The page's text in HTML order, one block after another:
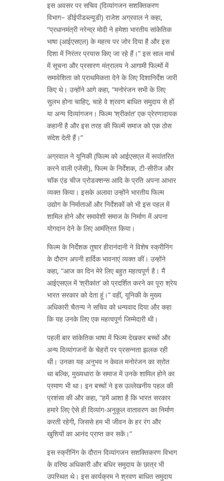
इस अवसर पर सचिव (दिव्यांगजन सशक्तिकरण
विभाग– डीईपीडब्ल्यूडी) राजेश अग्रवाल ने कहा,
“प्रधानमंत्री नरेन्द्र मोदी ने हमेशा भारतीय सांकेतिक
भाषा (आईएसएल) के महत्व पर जोर दिया है और इस
दिशा में निरंतर प्रयास किए जा रहे हैं।” इस साल मार्च
में सूचना और प्रसारण मंत्रालय ने आगामी फिल्मों में
समावेशिता को प्राथमिकता देने के लिए दिशानिर्देश जारी
किए थे। उन्होंने आगे कहा, “मनोरंजन सभी के लिए
सुलभ होना चाहिए, चाहे वे श्रवण बाधित समुदाय से हों
या अन्य दिव्यांगजन। फिल्म ‘श्रीकांत’ एक प्रेरणादायक
कहानी है और इस तरह की फिल्में समाज को एक ठोस
संदेश देती हैं।”
अग्रवाल ने यूनिकी (फिल्म को आईएसएल में रूपांतरित
करने वाली एजेंसी), फिल्म के निर्देशक, टी-सीरीज और
चॉक एंड चीज प्रोडक्शन्स आदि के प्रति अपना आभार
व्यक्त किया। इसके अलावा उन्होंने भारतीय फिल्म
उद्योग के निर्माताओं और निर्देशकों को भी इस पहल में
शामिल होने और समावेशी समाज के निर्माण में अपना
योगदान देने के लिए आमंत्रित किया।
फिल्म के निर्देशक तुषार हीरानंदानी ने विशेष स्क्रीनिंग
के दौरान अपनी हार्दिक भावनाएं व्यक्त कीं। उन्होंने
कहा, “आज का दिन मेरे लिए बहुत महत्वपूर्ण है। मैं
आईएसएल में ‘श्रीकांत’ को प्रदर्शित करने का पूरा श्रेय
भारत सरकार को देता हूं।” वहीं, यूनिकी के मुख्य
अधिकारी चैतन्य ने सचिव को धन्यवाद दिया और कहा
कि यह उनके लिए एक महत्वपूर्ण जिम्मेदारी थी।
पहली बार सांकेतिक भाषा में फिल्म देखकर बच्चों और
अन्य दिव्यांगजनों के चेहरों पर प्रसन्नता झलक रही
थी। उनका यह अनुभव न केवल मनोरंजन का स्रोत
था बल्कि, मुख्यधारा के समाज में उनके शामिल होने का
प्रमाण भी था। इन बच्चों ने इस उल्लेखनीय पहल की
प्रशंसा की और कहा, “हमें आशा है कि भारत सरकार
हमारे लिए ऐसे ही दिव्यांग-अनुकूल वातावरण का निर्माण
करती रहेगी, जिससे हम भी जीवन के हर रंग और
खुशियों का आनंद प्राप्त कर सकें।”
इस स्क्रीनिंग के दौरान दिव्यांगजन सशक्तिकरण विभाग
के वरिष्ठ अधिकारी और बधिर समुदाय के छात्र भी
उपस्थित थे। इस कार्यक्रम ने श्रवण बाधित समुदाय